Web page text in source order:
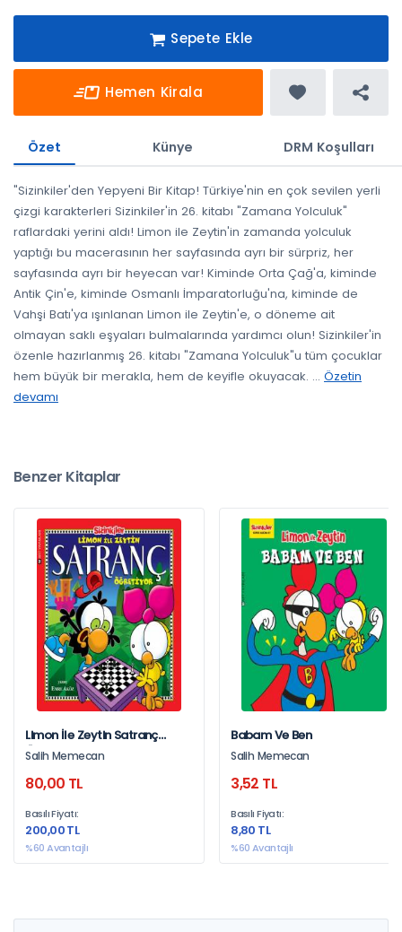
Sepete Ekle
Hemen Kirala
Özet Künye DRM Koşulları
"Sizinkiler'den Yepyeni Bir Kitap! Türkiye'nin en çok sevilen yerli
çizgi karakterleri Sizinkiler'in 26. kitabı "Zamana Yolculuk"
raflardaki yerini aldı! Limon ile Zeytin'in zamanda yolculuk
yaptığı bu macerasının her sayfasında ayrı bir sürpriz, her
sayfasında ayrı bir heyecan var! Kiminde Orta Çağ'a, kiminde
Antik Çin'e, kiminde Osmanlı İmparatorluğu'na, kiminde de
Vahşi Batı'ya ışınlanan Limon ile Zeytin'e, o döneme ait
olmayan saklı eşyaları bulmalarında yardımcı olun! Sizinkiler'in
özenle hazırlanmış 26. kitabı "Zamana Yolculuk"u tüm çocuklar
hem büyük bir merakla, hem de keyifle okuyacak. ... Özetin
devamı
Benzer Kitaplar
Limon İle Zeytin Satranç
Öğretiyor
Salih Memecan
80,00 TL
Basılı Fiyatı:
200,00 TL
%60 Avantajlı
Babam Ve Ben
Salih Memecan
3,52 TL
Basılı Fiyatı:
8,80 TL
%60 Avantajlı